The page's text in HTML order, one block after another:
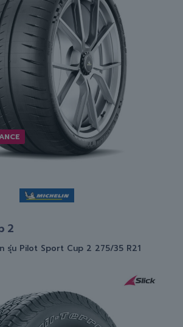
2
รุ่น Pilot Sport Cup 2 275/35 R21